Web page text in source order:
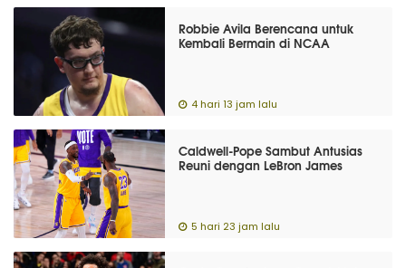
Robbie Avila Berencana untuk
Kembali Bermain di NCAA
4 hari 13 jam lalu
Caldwell-Pope Sambut Antusias
Reuni dengan LeBron James
5 hari 23 jam lalu